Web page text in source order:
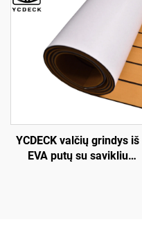
laivo kilimo lakštas valtims
Jon Boats, plaukiojimo
platformai, vairavimo
postui, priekabų grindims
YCDECK valčių grindys iš
EVA putų su savikliu